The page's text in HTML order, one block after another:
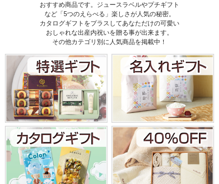
おすすめ商品です。ジュースラベルやプチギフト
など「5つのえらべる」楽しさが人気の秘密。
カタログギフトをプラスしてあなただけの可愛い
おしゃれな出産内祝いを贈る事が出来ます。
その他カテゴリ別に人気商品を掲載中！